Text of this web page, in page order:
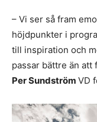
– Vi ser så fram
höjdpunkter i
till inspiration och
passar bättre än att
Per Sundström VD